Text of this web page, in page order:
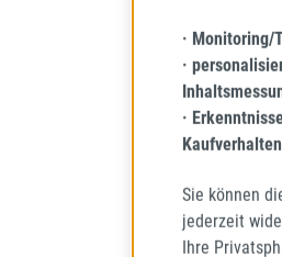
SUPERIA
· Monitoring/
·
·
Sie können
jederzeit
Ihre